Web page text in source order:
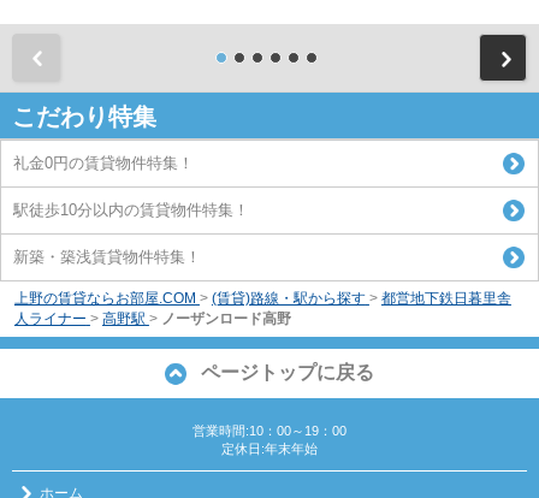
こだわり特集
礼金0円の賃貸物件特集！
駅徒歩10分以内の賃貸物件特集！
新築・築浅賃貸物件特集！
上野の賃貸ならお部屋.COM > (賃貸)路線・駅から探す > 都営地下鉄日暮里舎
人ライナー > 高野駅 > ノーザンロード高野
ページトップに戻る
営業時間:10：00～19：00
定休日:年末年始
ホーム